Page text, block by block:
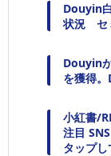
Douyin
状況 セ
Douyin
を獲得
小紅書/
注目
タップ